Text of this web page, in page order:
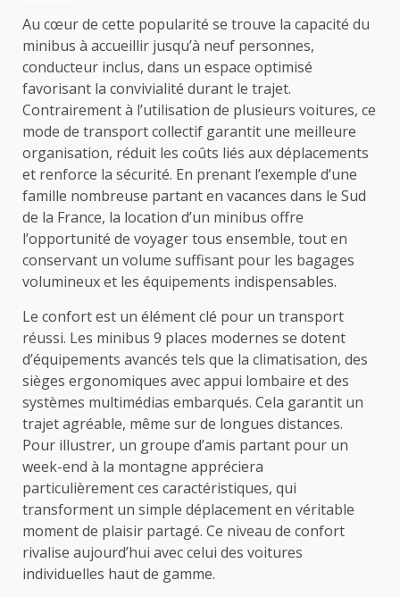
Au cœur de cette popularité se trouve la capacité du
minibus à accueillir jusqu’à neuf personnes,
conducteur inclus, dans un espace optimisé
favorisant la convivialité durant le trajet.
Contrairement à l’utilisation de plusieurs voitures, ce
mode de transport collectif garantit une meilleure
organisation, réduit les coûts liés aux déplacements
et renforce la sécurité. En prenant l’exemple d’une
famille nombreuse partant en vacances dans le Sud
de la France, la location d’un minibus offre
l’opportunité de voyager tous ensemble, tout en
conservant un volume suffisant pour les bagages
volumineux et les équipements indispensables.
Le confort est un élément clé pour un transport
réussi. Les minibus 9 places modernes se dotent
d’équipements avancés tels que la climatisation, des
sièges ergonomiques avec appui lombaire et des
systèmes multimédias embarqués. Cela garantit un
trajet agréable, même sur de longues distances.
Pour illustrer, un groupe d’amis partant pour un
week-end à la montagne appréciera
particulièrement ces caractéristiques, qui
transforment un simple déplacement en véritable
moment de plaisir partagé. Ce niveau de confort
rivalise aujourd’hui avec celui des voitures
individuelles haut de gamme.